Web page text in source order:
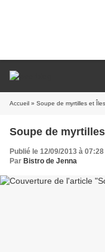
Accueil » Soupe de myrtilles et
Soupe de
Publié le 12/09/2013 à 07:28
Par Bistro de Jenna